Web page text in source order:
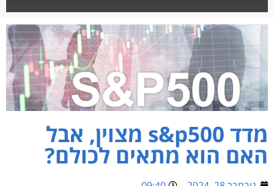
מדד s&p500 מצוין, אבל
האם הוא מתאים לכולם?